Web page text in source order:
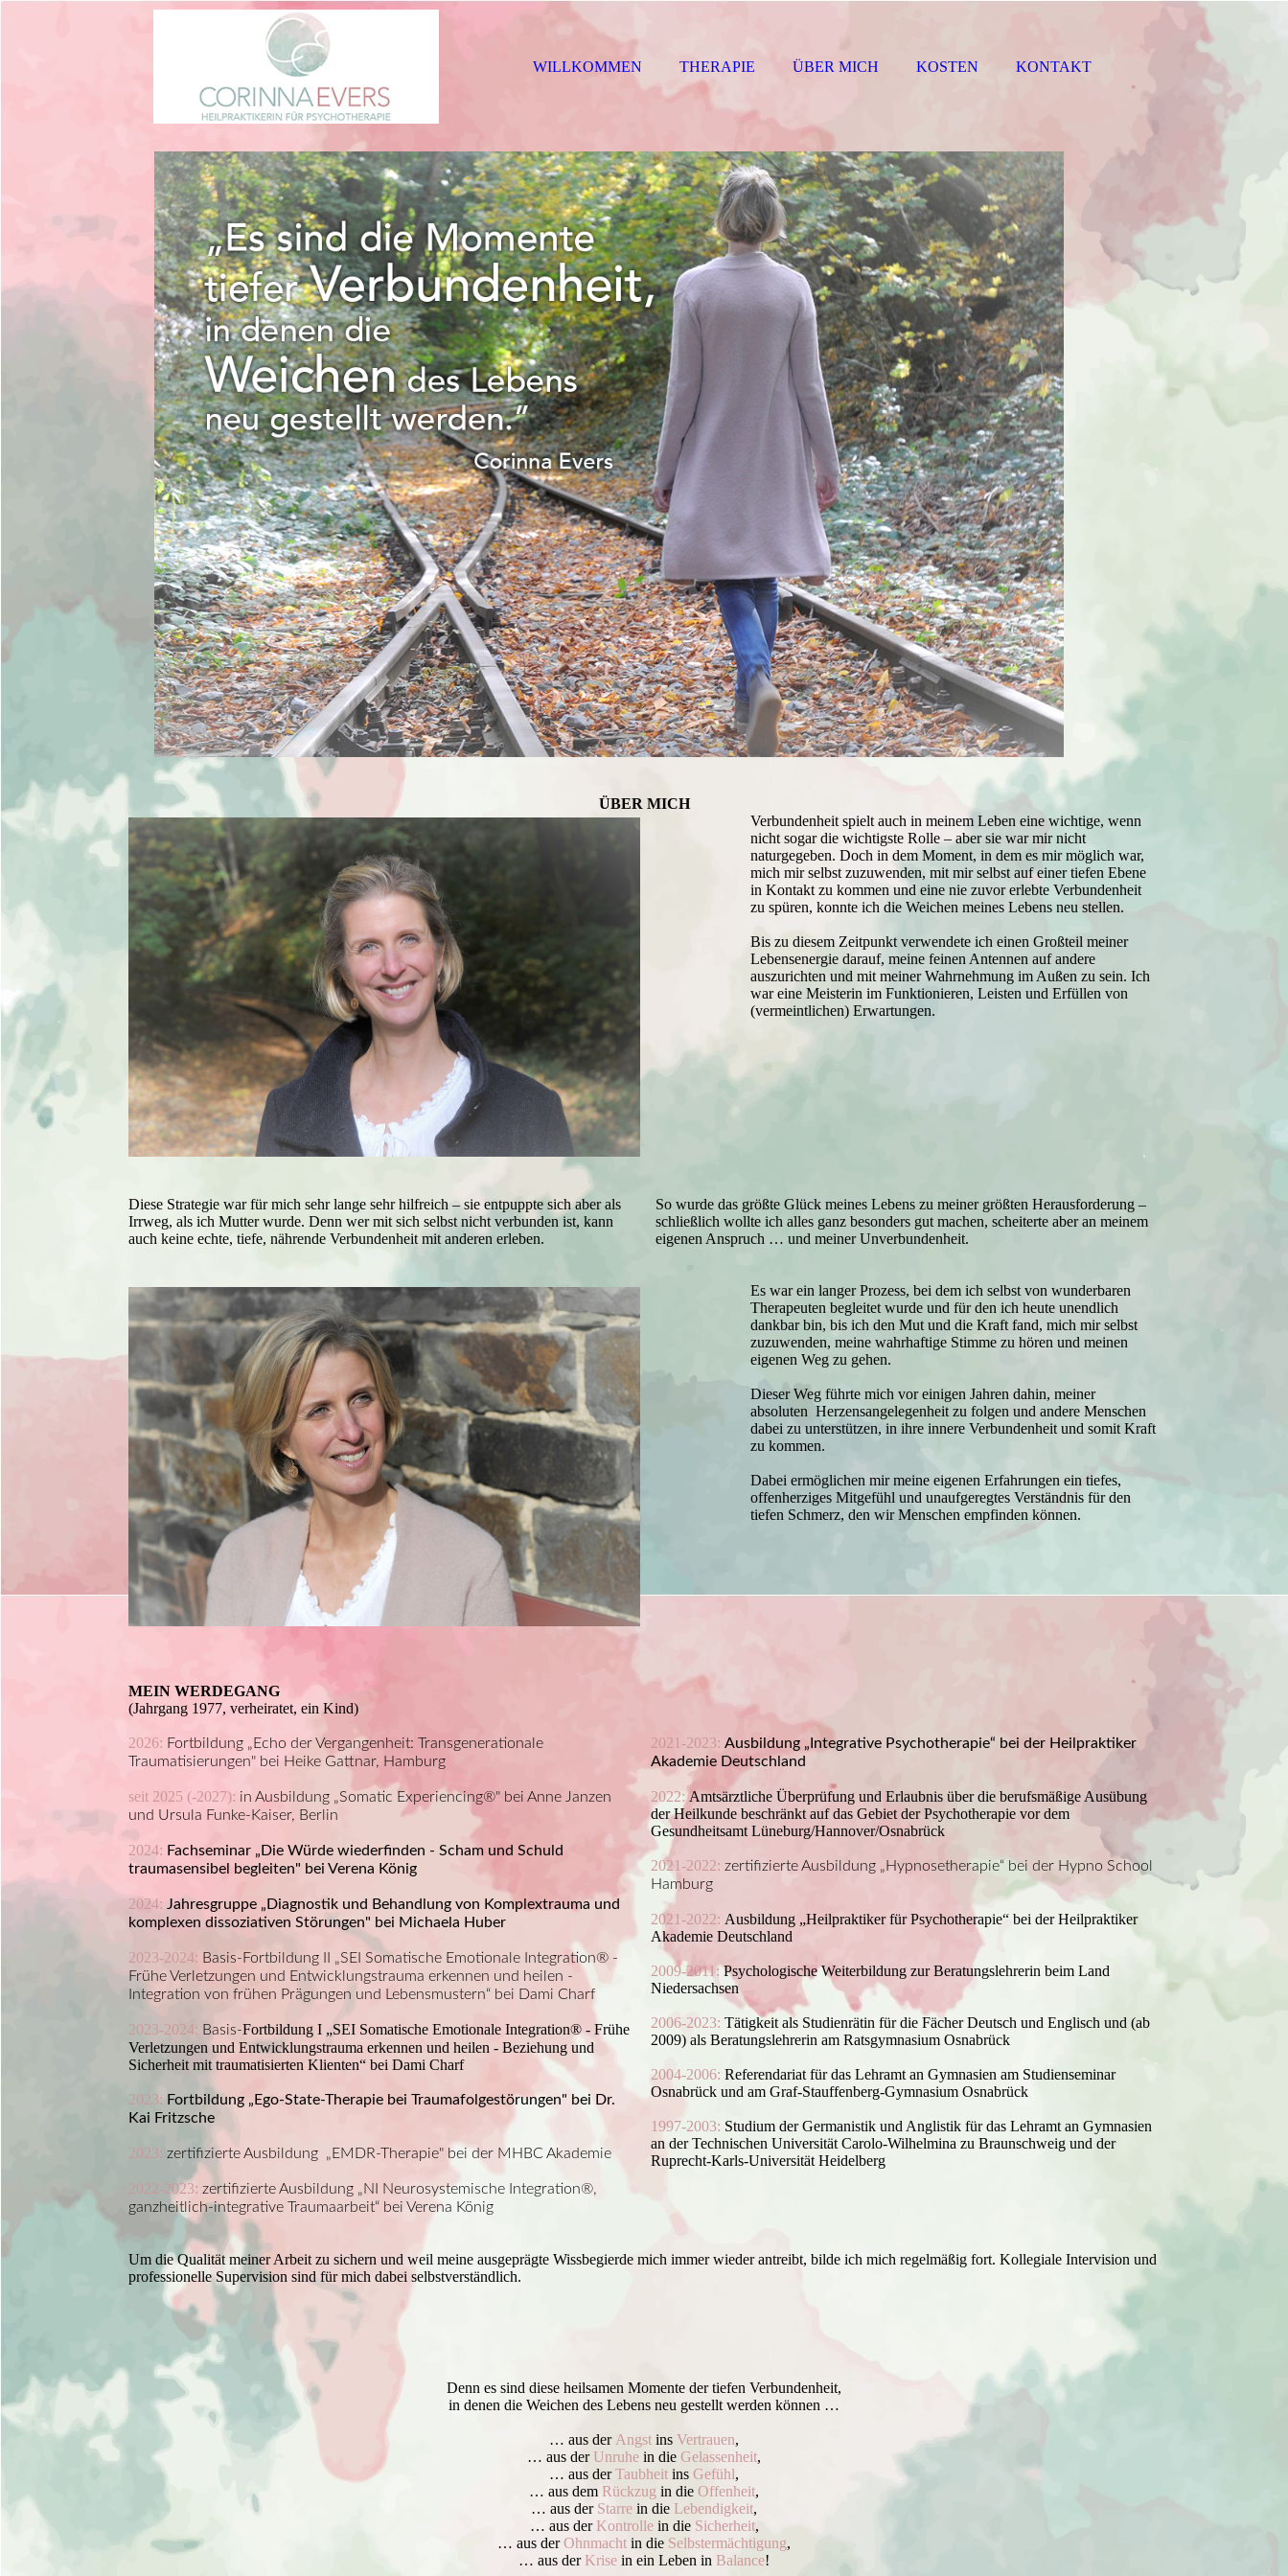
WILLKOMMEN THERAPIE ÜBER MICH KOSTEN KONTAKT
ÜBER MICH
Verbundenheit spielt auch in meinem Leben eine wichtige, wenn
nicht sogar die wichtigste Rolle – aber sie war mir nicht
naturgegeben. Doch in dem Moment, in dem es mir möglich war,
mich mir selbst zuzuwenden, mit mir selbst auf einer tiefen Ebene
in Kontakt zu kommen und eine nie zuvor erlebte Verbundenheit
zu spüren, konnte ich die Weichen meines Lebens neu stellen.
Bis zu diesem Zeitpunkt verwendete ich einen Großteil meiner
Lebensenergie darauf, meine feinen Antennen auf andere
auszurichten und mit meiner Wahrnehmung im Außen zu sein. Ich
war eine Meisterin im Funktionieren, Leisten und Erfüllen von
(vermeintlichen) Erwartungen.
Diese Strategie war für mich sehr lange sehr hilfreich – sie entpuppte sich aber als
Irrweg, als ich Mutter wurde. Denn wer mit sich selbst nicht verbunden ist, kann
auch keine echte, tiefe, nährende Verbundenheit mit anderen erleben.
So wurde das größte Glück meines Lebens zu meiner größten Herausforderung –
schließlich wollte ich alles ganz besonders gut machen, scheiterte aber an meinem
eigenen Anspruch … und meiner Unverbundenheit.
Es war ein langer Prozess, bei dem ich selbst von wunderbaren
Therapeuten begleitet wurde und für den ich heute unendlich
dankbar bin, bis ich den Mut und die Kraft fand, mich mir selbst
zuzuwenden, meine wahrhaftige Stimme zu hören und meinen
eigenen Weg zu gehen.
Dieser Weg führte mich vor einigen Jahren dahin, meiner
absoluten Herzensangelegenheit zu folgen und andere Menschen
dabei zu unterstützen, in ihre innere Verbundenheit und somit Kraft
zu kommen.
Dabei ermöglichen mir meine eigenen Erfahrungen ein tiefes,
offenherziges Mitgefühl und unaufgeregtes Verständnis für den
tiefen Schmerz, den wir Menschen empfinden können.
MEIN WERDEGANG
(Jahrgang 1977, verheiratet, ein Kind)
2026: Fortbildung „Echo der Vergangenheit: Transgenerationale
Traumatisierungen" bei Heike Gattnar, Hamburg
seit 2025 (-2027): in Ausbildung „Somatic Experiencing®" bei Anne Janzen
und Ursula Funke-Kaiser, Berlin
2024: Fachseminar „Die Würde wiederfinden - Scham und Schuld
traumasensibel begleiten" bei Verena König
2024:Jahresgruppe „Diagnostik und Behandlung von Komplextrauma und
komplexen dissoziativen Störungen" bei Michaela Huber
2023-2024: Basis-Fortbildung II „SEI Somatische Emotionale Integration® -
Frühe Verletzungen und Entwicklungstrauma erkennen und heilen -
Integration von frühen Prägungen und Lebensmustern“ bei Dami Charf
2023-2024: Basis-Fortbildung I „SEI Somatische Emotionale Integration® - Frühe
Verletzungen und Entwicklungstrauma erkennen und heilen - Beziehung und
Sicherheit mit traumatisierten Klienten“ bei Dami Charf
2023: Fortbildung „Ego-State-Therapie bei Traumafolgestörungen" bei Dr.
Kai Fritzsche
2023:zertifizierte Ausbildung „EMDR-Therapie" bei der MHBC Akademie
2022-2023:zertifizierteAusbildung „NI Neurosystemische Integration®,
ganzheitlich-integrative Traumaarbeit“ bei Verena König
2021-2023: Ausbildung „Integrative Psychotherapie“ bei der Heilpraktiker
Akademie Deutschland
2022:Amtsärztliche Überprüfung und Erlaubnis über die berufsmäßige Ausübung
der Heilkunde beschränkt auf das Gebiet der Psychotherapie vor dem
Gesundheitsamt Lüneburg/Hannover/Osnabrück
2021-2022:zertifizierte Ausbildung „Hypnosetherapie“ bei der Hypno School
Hamburg
2021-2022: Ausbildung „Heilpraktiker für Psychotherapie“ bei der Heilpraktiker
Akademie Deutschland
2009-2011:Psychologische Weiterbildung zur Beratungslehrerin beim Land
Niedersachsen
2006-2023:Tätigkeit als Studienrätin für die Fächer Deutsch und Englisch und (ab
2009) als Beratungslehrerin am Ratsgymnasium Osnabrück
2004-2006:Referendariat für das Lehramt an Gymnasien am Studienseminar
Osnabrück und am Graf-Stauffenberg-Gymnasium Osnabrück
1997-2003: Studium der Germanistik und Anglistik für das Lehramt an Gymnasien
an der Technischen Universität Carolo-Wilhelmina zu Braunschweig und der
Ruprecht-Karls-Universität Heidelberg
Um die Qualität meiner Arbeit zu sichern und weil meine ausgeprägte Wissbegierde mich immer wieder antreibt, bilde ich mich regelmäßig fort. Kollegiale Intervision und
professionelle Supervision sind für mich dabei selbstverständlich.
Denn es sind diese heilsamen Momente der tiefen Verbundenheit,
in denen die Weichen des Lebens neu gestellt werden können …
… aus der Angst ins Vertrauen,
… aus derUnruhe in die Gelassenheit,
… aus derTaubheit ins Gefühl,
… aus dem Rückzug in die Offenheit,
… aus der Starre in die Lebendigkeit,
… aus der Kontrolle in die Sicherheit,
… aus derOhnmacht in die Selbstermächtigung,
… aus der Krise in ein Leben in Balance!